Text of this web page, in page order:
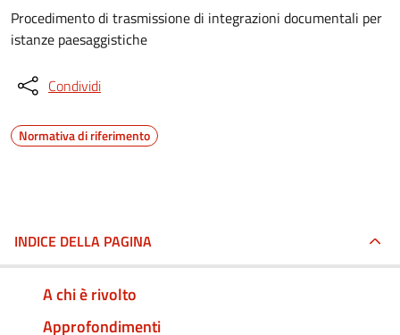
Procedimento di trasmissione di integrazioni documentali per
istanze paesaggistiche
Condividi
Normativa di riferimento
INDICE DELLA PAGINA
A chi è rivolto
Approfondimenti